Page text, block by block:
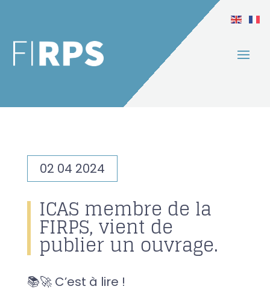
02 04 2024
ICAS membre de la
FIRPS, vient de
publier un ouvrage.
📚🚀 C’est à lire !